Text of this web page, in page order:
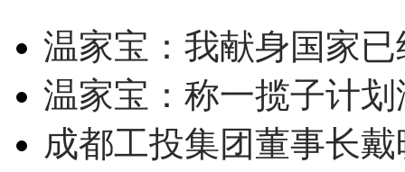
温家宝：我献身国家
温家宝：称一揽子计
成都工投集团董事长